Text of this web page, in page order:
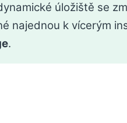
úložiště se
najednou k vícerým
.